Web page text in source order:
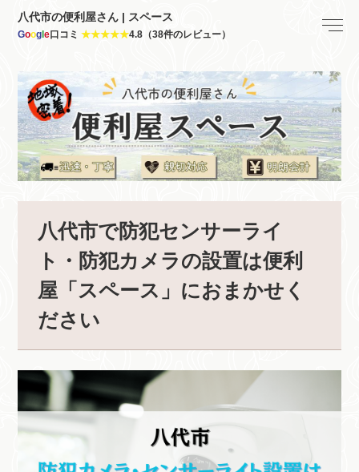
八代市の便利屋さん | スペース
Goog le口コミ★★★★★4.8（38件のレビュー）
八代市で防犯センサーライ
ト・防犯カメラの設置は便利
屋「スペース」におまかせく
ださい